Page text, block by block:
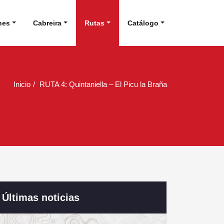
Cabreira Rutas Catálogo
Inicio RUTA 4: Quintaniella – El Picu la Braña
Últimas noticias